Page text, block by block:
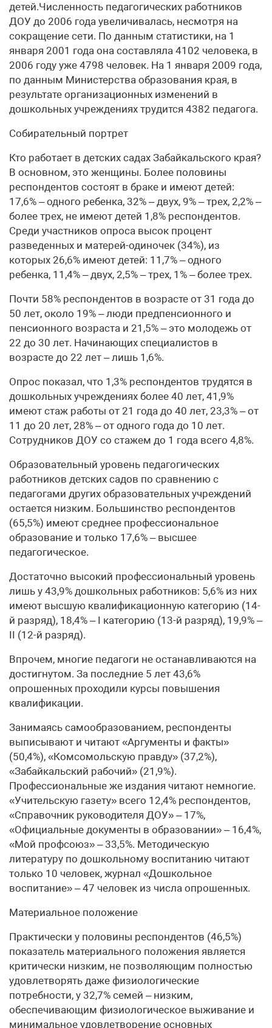
детей.Численность педагогических работников
ДОУ до 2006 года увеличивалась, несмотря на
сокращение сети. По данным статистики, на 1
января 2001 года она составляла 4102 человека, в
2006 году уже 4798 человек. На 1 января 2009 года,
по данным Министерства образования края, в
результате организационных изменений в
дошкольных учреждениях трудится 4382 педагога.
Собирательный портрет
Кто работает в детских садах Забайкальского края?
В основном, это женщины. Более половины
респондентов состоят в браке и имеют детей:
17,6% – одного ребенка, 32% – двух, 9% – трех, 2,2% –
более трех, не имеют детей 1,8% респондентов.
Среди участников опроса высок процент
разведенных и матерей-одиночек (34%), из
которых 26,6% имеют детей: 11,7% – одного
ребенка, 11,4% – двух, 2,5% – трех, 1% – более трех.
Почти 58% респондентов в возрасте от 31 года до
50 лет, около 19% – люди предпенсионного и
пенсионного возраста и 21,5% – это молодежь от
22 до 30 лет. Начинающих специалистов в
возрасте до 22 лет – лишь 1,6%.
Опрос показал, что 1,3% респондентов трудятся в
дошкольных учреждениях более 40 лет, 41,9%
имеют стаж работы от 21 года до 40 лет, 23,3% – от
11 до 20 лет, 28% – от одного года до 10 лет.
Сотрудников ДОУ со стажем до 1 года всего 4,8%.
Образовательный уровень педагогических
работников детских садов по сравнению с
педагогами других образовательных учреждений
остается низким. Большинство респондентов
(65,5%) имеют среднее профессиональное
образование и только 17,6% – высшее
педагогическое.
Достаточно высокий профессиональный уровень
лишь у 43,9% дошкольных работников: 5,6% из них
имеют высшую квалификационную категорию (14-
й разряд), 18,4% – I категорию (13-й разряд), 19,9% –
II (12-й разряд).
Впрочем, многие педагоги не останавливаются на
достигнутом. За последние 5 лет 43,6%
опрошенных проходили курсы повышения
квалификации.
Занимаясь самообразованием, респонденты
выписывают и читают «Аргументы и факты»
(50,4%), «Комсомольскую правду» (37,2%),
«Забайкальский рабочий» (21,9%).
Профессиональные же издания читают немногие.
«Учительскую газету» всего 12,4% респондентов,
«Справочник руководителя ДОУ» – 17%,
«Официальные документы в образовании» – 16,4%,
«Мой профсоюз» – 33,5%. Методическую
литературу по дошкольному воспитанию читают
только 10 человек, журнал «Дошкольное
воспитание» – 47 человек из числа опрошенных.
Материальное положение
Практически у половины респондентов (46,5%)
показатель материального положения является
критически низким, не позволяющим полностью
удовлетворять даже физиологические
потребности, у 32,7% семей – низким,
обеспечивающим физиологическое выживание и
минимальное удовлетворение основных